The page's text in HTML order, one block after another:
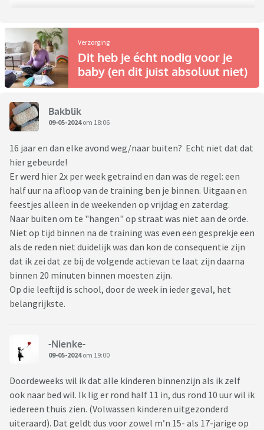
Verzorging
Dit heb je écht nodig voor je
baby (en dit juist absoluut niet)
Bakblik
09-05-2024om 18:06
16 jaar en dan elke avond weg/naar buiten? Echt niet dat dat
hier gebeurde!
Er werd hier 2x per week getraind en dan was de regel: een
half uur na afloop van de training ben je binnen. Uitgaan en
feestjes alleen in de weekenden op vrijdag en zaterdag.
Naar buiten om te "hangen" op straat was niet aan de orde.
Niet op tijd binnen na de training was even een gesprekje een
als de reden niet duidelijk was dan kon de consequentie zijn
dat ik zei dat ze bij de volgende actievan te laat zijn daarna
binnen 20 minuten binnen moesten zijn.
Op die leeftijd is school, door de week in ieder geval, het
belangrijkste.
-Nienke-
09-05-2024om 19:00
Doordeweeks wil ik dat alle kinderen binnenzijn als ik zelf
ook naar bed wil. Ik lig er rond half 11 in, dus rond 10 uur wil ik
iedereen thuis zien. (Volwassen kinderen uitgezonderd
uiteraard). Dat geldt dus voor zowel m’n 15- als 17-jarige op